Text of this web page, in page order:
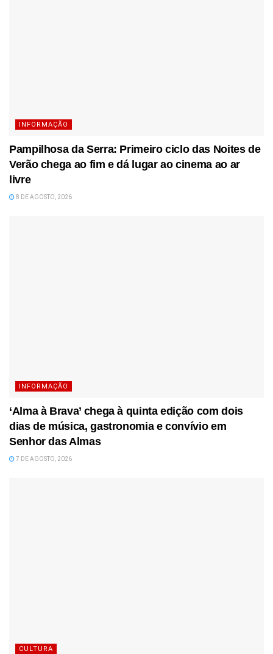
INFORMAÇÃO
Pampilhosa da Serra: Primeiro ciclo das Noites de
Verão chega ao fim e dá lugar ao cinema ao ar
livre
8 DE AGOSTO, 2026
INFORMAÇÃO
‘Alma à Brava’ chega à quinta edição com dois
dias de música, gastronomia e convívio em
Senhor das Almas
7 DE AGOSTO, 2026
CULTURA